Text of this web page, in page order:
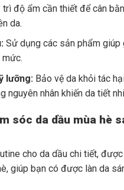
trì độ ẩm cần thiết để cân
da.
Sử dụng các sản phẩm giúp
lưỡng: Bảo vệ da khỏi tác
nguyên nhân khiến da tiết
sóc da dầu mùa hè
cho da dầu chi tiết,
giúp bạn có được làn da